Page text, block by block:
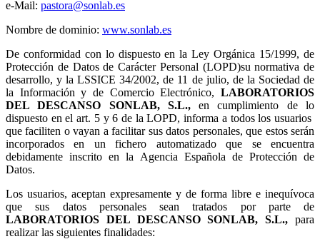
e-Mail: pastora@sonlab.es
Nombre de dominio: www.sonlab.es
De conformidad con lo dispuesto en la Ley Orgánica 15/1999, de
Protección de Datos de Carácter Personal (LOPD)su normativa de
desarrollo, y la LSSICE 34/2002, de 11 de julio, de la Sociedad de
la Información y de Comercio Electrónico, LABORATORIOS
DEL DESCANSO SONLAB, S.L.,en cumplimiento de lo
dispuesto en el art. 5 y 6 de la LOPD, informa a todos los usuarios
que faciliten o vayan a facilitar sus datos personales, que estos serán
incorporados en un fichero automatizado que se encuentra
debidamente inscrito en la Agencia Española de Protección de
Datos.
Los usuarios, aceptan expresamente y de forma libre e inequívoca
que sus datos personales sean tratados por parte de
LABORATORIOS DEL DESCANSO SONLAB, S.L., para
realizar las siguientes finalidades: